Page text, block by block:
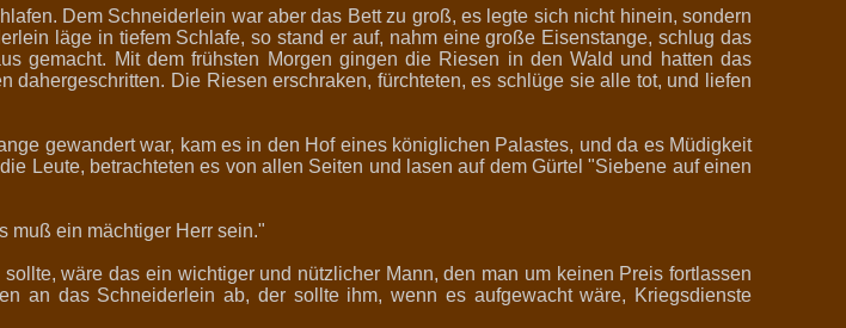
Dem Schneiderlein war aber das Bett zu groß, es legte sich nicht hinein, sondern
läge in tiefem Schlafe, so stand er auf, nahm eine große Eisenstange, schlug das
gemacht. Mit dem frühsten Morgen gingen die Riesen in den Wald und hatten das
Die Riesen erschraken, fürchteten, es schlüge sie alle tot, und liefen
gewandert war, kam es in den Hof eines königlichen Palastes, und da es Müdigkeit
Leute, betrachteten es von allen Seiten und lasen auf dem Gürtel "Siebene auf einen
muß ein mächtiger Herr sein."
wäre das ein wichtiger und nützlicher Mann, den man um keinen Preis fortlassen
an das Schneiderlein ab, der sollte ihm, wenn es aufgewacht wäre, Kriegsdienste